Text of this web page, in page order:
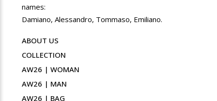
names:
Damiano, Alessandro, Tommaso, Emiliano.
ABOUT US
COLLECTION
AW26 | WOMAN
AW26 | MAN
AW26 | BAG